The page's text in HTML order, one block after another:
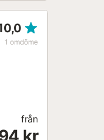
1 omdöme
från
kr